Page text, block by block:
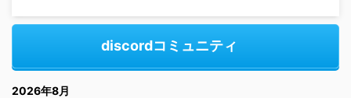
discordコミュニティ
2026年8月